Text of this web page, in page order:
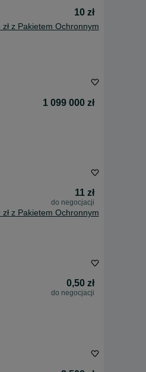
10 zł
zł z Pakietem Ochronnym
1 099 000 zł
11 zł
do negocjacji
zł z Pakietem Ochronnym
0,50 zł
do negocjacji